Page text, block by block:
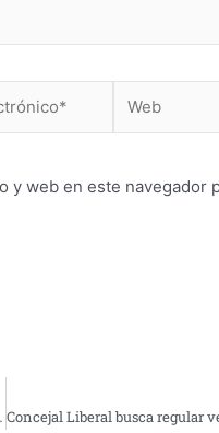
y web en este navegador